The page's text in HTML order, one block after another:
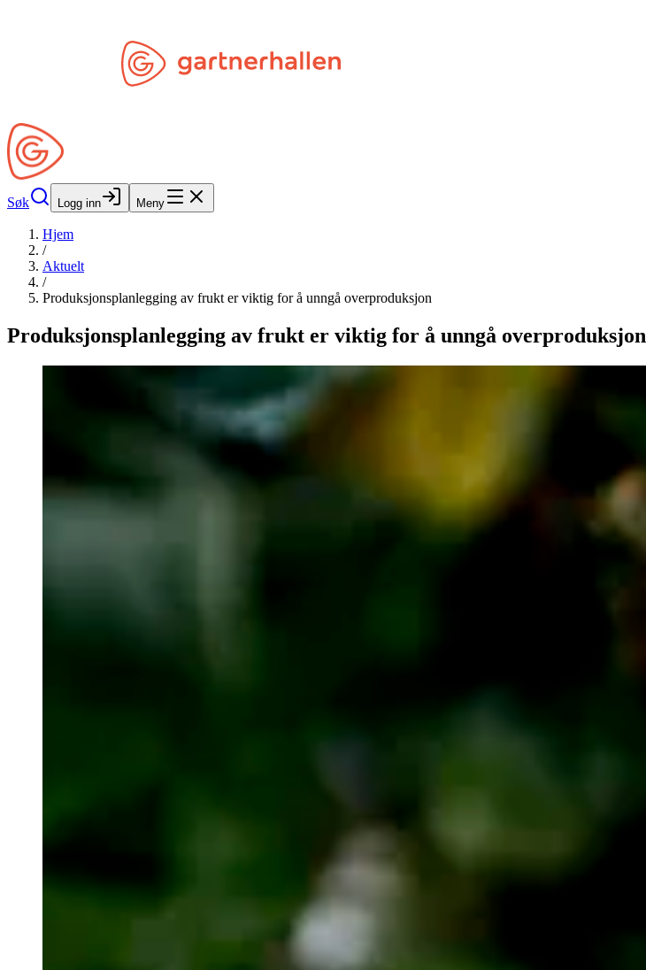
Søk
Åpne Min Side
Logg inn
Meny
Hjem
/
Aktuelt
/
Produksjonsplanlegging av frukt er viktig for å unngå overproduksjon
Produksjonsplanlegging av frukt er viktig for å unngå overproduksjon